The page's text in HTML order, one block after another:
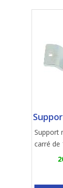
Support
carré de